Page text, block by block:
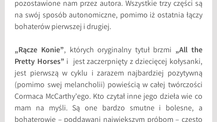
pozostawione nam przez autora. Wszystkie trzy części są
na swój sposób autonomiczne, pomimo iż ostatnia łączy
bohaterów pierwszej i drugiej.
„Rącze Konie”, których oryginalny tytuł brzmi „All the
Pretty Horses” i jest zaczerpnięty z dziecięcej kołysanki,
jest pierwszą w cyklu i zarazem najbardziej pozytywną
(pomimo swej melancholii) powieścią w całej twórczości
Cormaca McCarthy’ego. Kto czytał inne jego dzieła wie co
mam na myśli. Są one bardzo smutne i bolesne, a